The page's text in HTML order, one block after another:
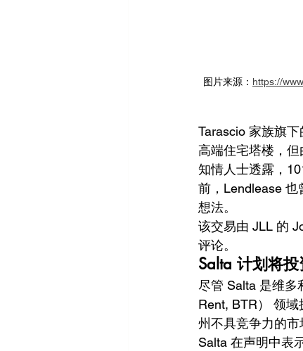
图片来源： https://
Tarascio 家族旗
高端住宅塔楼，但
知情人士透露，
前，Lendlease
想法。
该交易由 JLL 的
评论。
Salta 计划将
尽管 Salta 是维多
Rent, BTR） 领
州不具竞争力的市
Salta 在声明中表